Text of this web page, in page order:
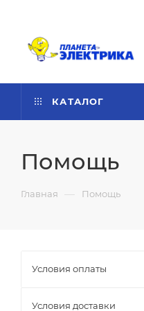
КАТАЛОГ
Помощь
Главная — Помощь
Условия оплаты
Условия доставки